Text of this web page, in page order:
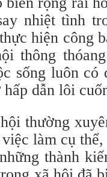
nhiệt tình
hiện công
thông
sống luôn có
dẫn lôi
thường
làm cụ
thành